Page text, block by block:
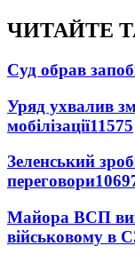
ЧИТАЙТЕ
Суд обрав
Уряд ухвалив
мобілізації11575
Зеленський
переговори
Майора ВСП
військовому в